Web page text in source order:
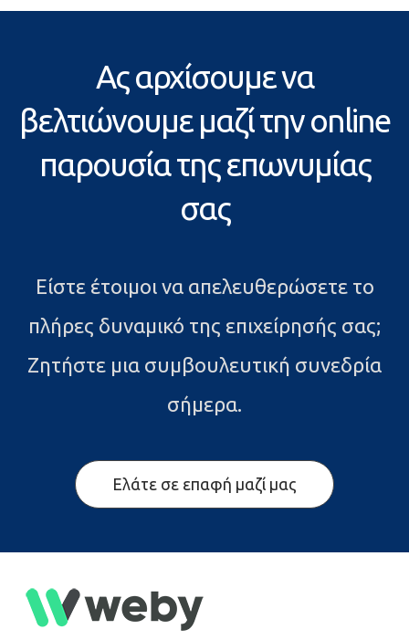
Ας αρχίσουμε να
βελτιώνουμε μαζί την online
παρουσία της επωνυμίας
σας
Είστε έτοιμοι να απελευθερώσετε το
πλήρες δυναμικό της επιχείρησής σας;
Ζητήστε μια συμβουλευτική συνεδρία
σήμερα.
Ελάτε σε επαφή μαζί μας